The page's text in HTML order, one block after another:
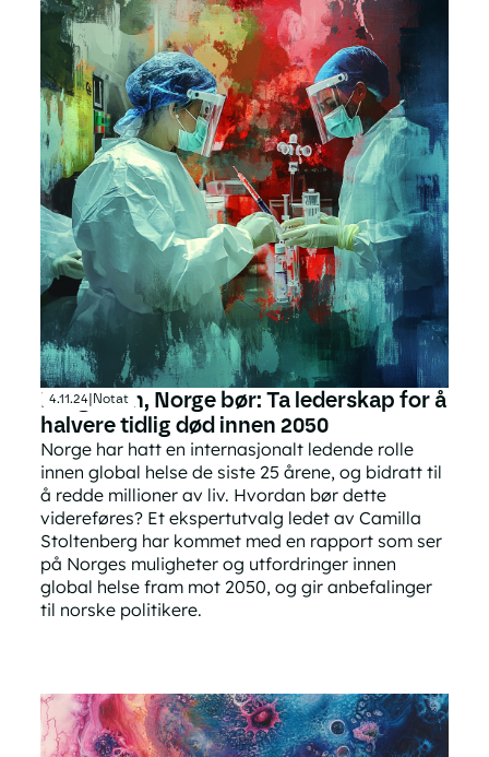
4.11.24| Notat
Norge kan, Norge bør: Ta lederskap for å
halvere tidlig død innen 2050
Norge har hatt en internasjonalt ledende rolle
innen global helse de siste 25 årene, og bidratt til
å redde millioner av liv. Hvordan bør dette
videreføres? Et ekspertutvalg ledet av Camilla
Stoltenberg har kommet med en rapport som ser
på Norges muligheter og utfordringer innen
global helse fram mot 2050, og gir anbefalinger
til norske politikere.